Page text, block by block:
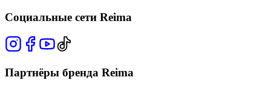
Социальные сети Reima
Партнёры бренда Reima